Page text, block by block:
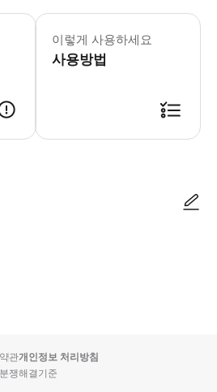
오후 세션: 현지 시장은 보통 오전에
이렇게 사용하세요
사용방법
관개인정보 처리방침
분쟁해결기준